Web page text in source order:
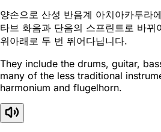
양손으로 산성 반음계 아치아카투라
타브 화음과 단음의 스프린트로 바뀌
위아래로 두 번 뛰어다닙니다.
They include the drums, guitar,
many of the less traditional
harmonium and flugelhorn.